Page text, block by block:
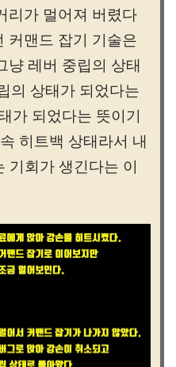
리가 멀어져 버렸다
커맨드 잡기 기술은
냥 레버 중립의 상태
의 상태가 되었다는
가 되었다는 뜻이기
히트백 상태라서 내
기회가 생긴다는 이